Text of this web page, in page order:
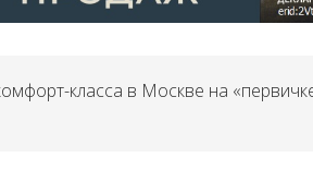
класса в Москве на